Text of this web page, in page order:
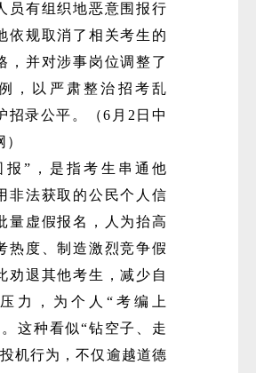
员有组织地恶意围报行
依规取消了相关考生的
，并对涉事岗位调整了
，以严肃整治招考乱
招录公平。（6月2日中
报”，是指考生串通他
非法获取的公民个人信
量虚假报名，人为抬高
热度、制造激烈竞争假
劝退其他考生，减少自
力，为个人“考编上
这种看似“钻空子、走
机行为，不仅逾越道德